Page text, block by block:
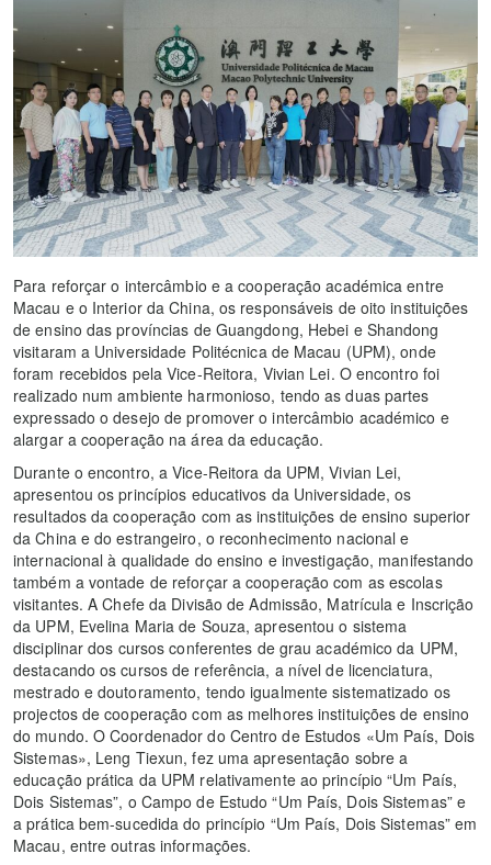
Para reforçar o intercâmbio e a cooperação académica entre
Macau e o Interior da China, os responsáveis de oito instituições
de ensino das províncias de Guangdong, Hebei e Shandong
visitaram a Universidade Politécnica de Macau (UPM), onde
foram recebidos pela Vice-Reitora, Vivian Lei. O encontro foi
realizado num ambiente harmonioso, tendo as duas partes
expressado o desejo de promover o intercâmbio académico e
alargar a cooperação na área da educação.
Durante o encontro, a Vice-Reitora da UPM, Vivian Lei,
apresentou os princípios educativos da Universidade, os
resultados da cooperação com as instituições de ensino superior
da China e do estrangeiro, o reconhecimento nacional e
internacional à qualidade do ensino e investigação, manifestando
também a vontade de reforçar a cooperação com as escolas
visitantes. A Chefe da Divisão de Admissão, Matrícula e Inscrição
da UPM, Evelina Maria de Souza, apresentou o sistema
disciplinar dos cursos conferentes de grau académico da UPM,
destacando os cursos de referência, a nível de licenciatura,
mestrado e doutoramento, tendo igualmente sistematizado os
projectos de cooperação com as melhores instituições de ensino
do mundo. O Coordenador do Centro de Estudos «Um País, Dois
Sistemas», Leng Tiexun, fez uma apresentação sobre a
educação prática da UPM relativamente ao princípio “Um País,
Dois Sistemas”, o Campo de Estudo “Um País, Dois Sistemas” e
a prática bem-sucedida do princípio “Um País, Dois Sistemas” em
Macau, entre outras informações.